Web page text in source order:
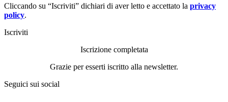
Cliccando su “Iscriviti” dichiari di aver letto e accettato la privacy
policy.
Iscriviti
Iscrizione completata
Grazie per esserti iscritto alla newsletter.
Seguici sui social